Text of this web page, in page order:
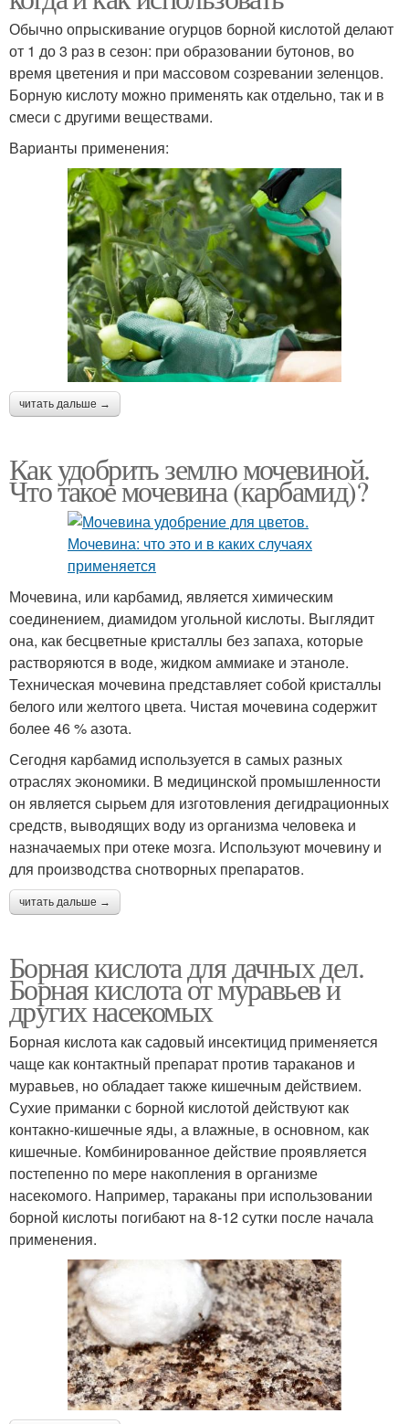
Обычно опрыскивание огурцов борной кислотой делают
от 1 до 3 раз в сезон: при образовании бутонов, во
время цветения и при массовом созревании зеленцов.
Борную кислоту можно применять как отдельно, так и в
смеси с другими веществами.
Варианты применения:
читать дальше →
Как удобрить землю мочевиной.
Что такое мочевина (карбамид)?
Мочевина, или карбамид, является химическим
соединением, диамидом угольной кислоты. Выглядит
она, как бесцветные кристаллы без запаха, которые
растворяются в воде, жидком аммиаке и этаноле.
Техническая мочевина представляет собой кристаллы
белого или желтого цвета. Чистая мочевина содержит
более 46 % азота.
Сегодня карбамид используется в самых разных
отраслях экономики. В медицинской промышленности
он является сырьем для изготовления дегидрационных
средств, выводящих воду из организма человека и
назначаемых при отеке мозга. Используют мочевину и
для производства снотворных препаратов.
читать дальше →
Борная кислота для дачных дел.
Борная кислота от муравьев и
других насекомых
Борная кислота как садовый инсектицид применяется
чаще как контактный препарат против тараканов и
муравьев, но обладает также кишечным действием.
Сухие приманки с борной кислотой действуют как
контакно-кишечные яды, а влажные, в основном, как
кишечные. Комбинированное действие проявляется
постепенно по мере накопления в организме
насекомого. Например, тараканы при использовании
борной кислоты погибают на 8-12 сутки после начала
применения.